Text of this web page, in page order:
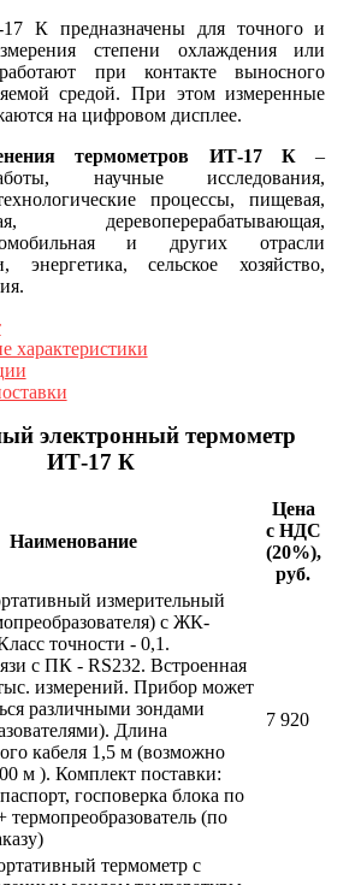
К предназначены для точного и
степени охлаждения или
при контакте выносного
средой. При этом измеренные
на цифровом дисплее.
термометров ИТ-17 К –
научные исследования,
процессы, пищевая,
деревоперерабатывающая,
и других отрасли
энергетика, сельское хозяйство,
характеристики
электронный термометр
ИТ-17 К
Наименование
Цена
с НДС
(20%),
руб.
измерительный
с ЖК-
точности - 0,1.
с ПК - RS232. Встроенная
измерений. Прибор может
различными зондами
Длина
кабеля 1,5 м (возможно
м ). Комплект поставки:
госповерка блока по
(по
7 920
термометр с